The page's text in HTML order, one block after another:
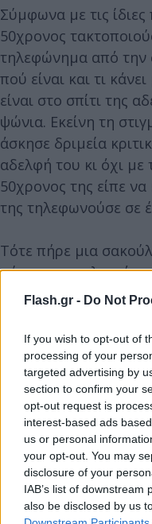
Flash.gr - Do Not
If you wish to opt-out of
processing of your
targeted advertising by
section to confirm your
opt-out request is
interest-based ads
us or personal
your opt-out. You may
disclosure of your
IAB’s list of
also be disclosed by us
Σύμφωνα με τις
50χρονος
τηλεφώνημα από την
πού είναι και τι
είναι στο σπίτι της
ψώνια. Εκείνη τη
άσκησε δριμεία
αδελφή του κι όχι με
50χρονος της είπε να
της τηλεφωνούσε σε
Τότε πήρε μια
πέρασε στον λαιμό
της αφαίρεσε τη ζωή.
Αμέσως μετά
φέρεται να της είπε
απασχολήσει άλλη
τηλεφώνησε στην
πράξη του.
Ο άνδρας
ασκήθηκε δίωξη για
έλαβε προθεσμία